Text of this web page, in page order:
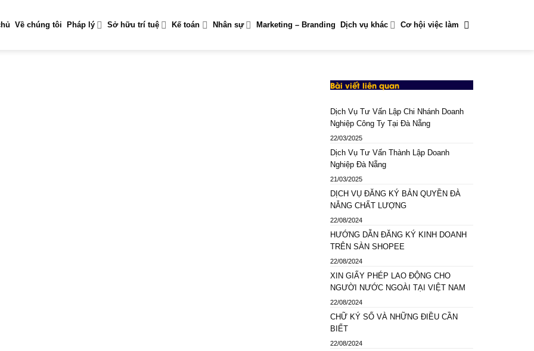
Về chúng tôi Pháp lý Sở hữu trí tuệ Kế toán Nhân sự Marketing – Branding Dịch vụ khác Cơ hội việc làm
Bài viết liên quan
Dịch Vụ Tư Vấn Lập Chi Nhánh Doanh
Nghiệp Công Ty Tại Đà Nẵng
22/03/2025
Dịch Vụ Tư Vấn Thành Lập Doanh
Nghiệp Đà Nẵng
21/03/2025
DỊCH VỤ ĐĂNG KÝ BẢN QUYỀN ĐÀ
NẴNG CHẤT LƯỢNG
22/08/2024
HƯỚNG DẪN ĐĂNG KÝ KINH DOANH
TRÊN SÀN SHOPEE
22/08/2024
XIN GIẤY PHÉP LAO ĐỘNG CHO
NGƯỜI NƯỚC NGOÀI TẠI VIỆT NAM
22/08/2024
CHỮ KÝ SỐ VÀ NHỮNG ĐIỀU CẦN
BIẾT
22/08/2024